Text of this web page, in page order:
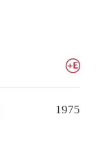
1975